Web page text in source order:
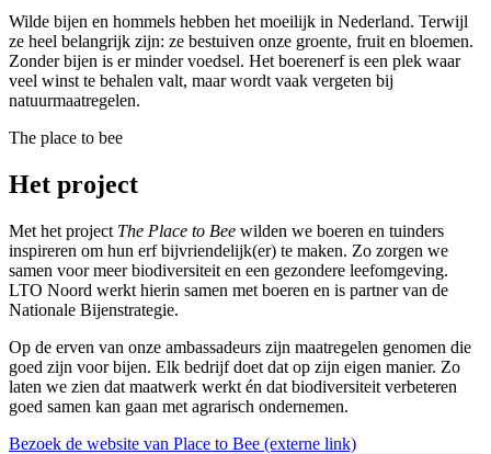
Wilde bijen en hommels hebben het moeilijk in Nederland. Terwijl
ze heel belangrijk zijn: ze bestuiven onze groente, fruit en bloemen.
Zonder bijen is er minder voedsel. Het boerenerf is een plek waar
veel winst te behalen valt, maar wordt vaak vergeten bij
natuurmaatregelen.
The place to bee
Het project
Met het project The Place to Bee wilden we boeren en tuinders
inspireren om hun erf bijvriendelijk(er) te maken. Zo zorgen we
samen voor meer biodiversiteit en een gezondere leefomgeving.
LTO Noord werkt hierin samen met boeren en is partner van de
Nationale Bijenstrategie.
Op de erven van onze ambassadeurs zijn maatregelen genomen die
goed zijn voor bijen. Elk bedrijf doet dat op zijn eigen manier. Zo
laten we zien dat maatwerk werkt én dat biodiversiteit verbeteren
goed samen kan gaan met agrarisch ondernemen.
Bezoek de website van Place to Bee (externe link)